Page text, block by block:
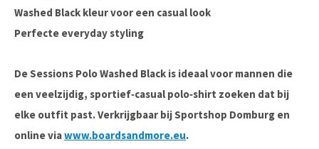
Washed Black kleur voor een casual look
Perfecte everyday styling
DeSessions Polo Washed Black is ideaal voor mannen die
een veelzijdig, sportief‑casual polo‑shirt zoeken dat bij
elke outfit past. Verkrijgbaar bijSportshop Domburg en
online viawww.boardsandmore.eu.